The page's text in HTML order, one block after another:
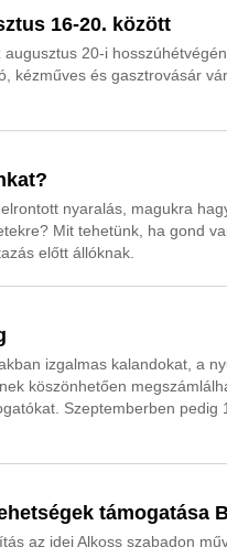
16-20. között
20-i
kézműves és gasztrovásár
nyaralás, magukra
Mit tehetünk, ha gond
előtt állóknak.
izgalmas kalandokat, a
köszönhetően
Szeptemberben pedig
támogatása
az idei Alkoss szabadon